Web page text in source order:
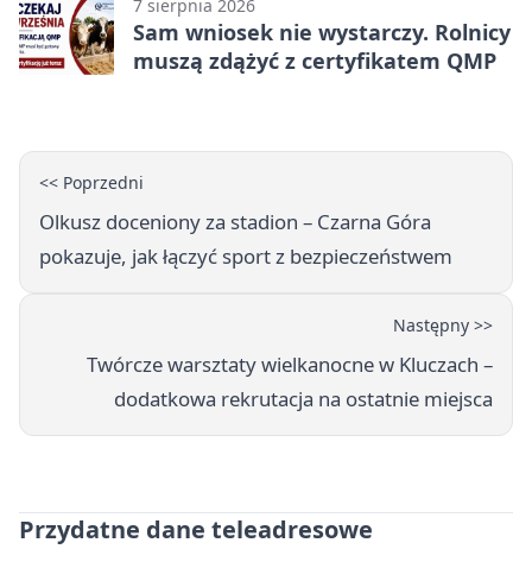
7 sierpnia 2026
Sam wniosek nie wystarczy. Rolnicy
muszą zdążyć z certyfikatem QMP
<< Poprzedni
Olkusz doceniony za stadion – Czarna Góra
pokazuje, jak łączyć sport z bezpieczeństwem
Następny >>
Twórcze warsztaty wielkanocne w Kluczach –
dodatkowa rekrutacja na ostatnie miejsca
Przydatne dane teleadresowe